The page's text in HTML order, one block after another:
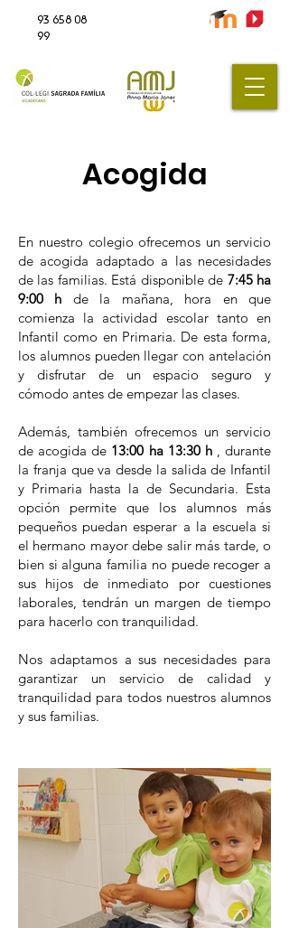
93 658 08
99
Acogida
En nuestro colegio ofrecemos un servicio
de acogida adaptado a las necesidades
de las familias. Está disponible de 7:45 ha
9:00 h de la mañana, hora en que
comienza la actividad escolar tanto en
Infantil como en Primaria. De esta forma,
los alumnos pueden llegar con antelación
y disfrutar de un espacio seguro y
cómodo antes de empezar las clases.
Además, también ofrecemos un servicio
de acogida de 13:00 ha 13:30 h, durante
la franja que va desde la salida de Infantil
y Primaria hasta la de Secundaria. Esta
opción permite que los alumnos más
pequeños puedan esperar a la escuela si
el hermano mayor debe salir más tarde, o
bien si alguna familia no puede recoger a
sus hijos de inmediato por cuestiones
laborales, tendrán un margen de tiempo
para hacerlo con tranquilidad.
Nos adaptamos a sus necesidades para
garantizar un servicio de calidad y
tranquilidad para todos nuestros alumnos
y sus familias.